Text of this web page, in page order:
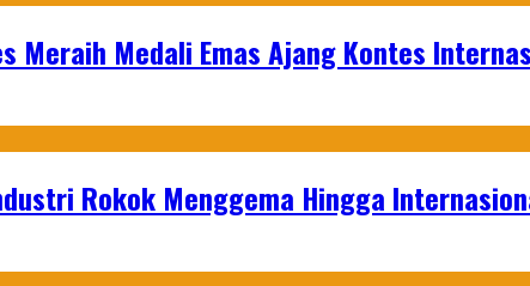
Meraih Medali Emas Ajang Kontes
Rokok Menggema Hingga